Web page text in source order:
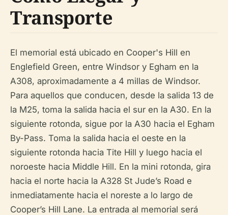
Transporte
El memorial está ubicado en Cooper's Hill en
Englefield Green, entre Windsor y Egham en la
A308, aproximadamente a 4 millas de Windsor.
Para aquellos que conducen, desde la salida 13 de
la M25, toma la salida hacia el sur en la A30. En la
siguiente rotonda, sigue por la A30 hacia el Egham
By-Pass. Toma la salida hacia el oeste en la
siguiente rotonda hacia Tite Hill y luego hacia el
noroeste hacia Middle Hill. En la mini rotonda, gira
hacia el norte hacia la A328 St Jude’s Road e
inmediatamente hacia el noreste a lo largo de
Cooper’s Hill Lane. La entrada al memorial será